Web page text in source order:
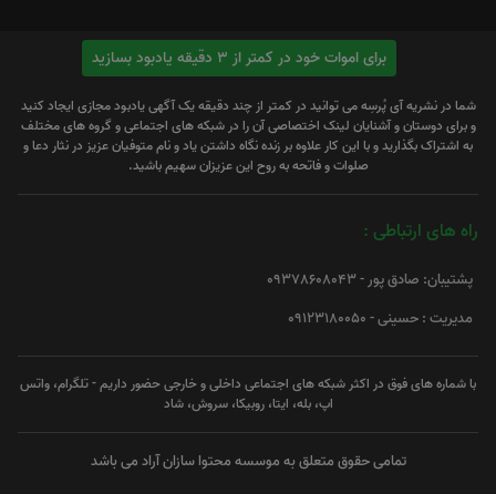
برای اموات خود در کمتر از 3 دقیقه یادبود بسازید
شما در نشریه آی پُرسِه می توانید در کمتر از چند دقیقه یک آگهی یادبود مجازی ایجاد کنید
و برای دوستان و آشنایان لینک اختصاصی آن را در شبکه های اجتماعی و گروه های مختلف
به اشتراک بگذارید و با این کار علاوه بر زنده نگاه داشتن یاد و نام متوفیان عزیز در نثار دعا و
صلوات و فاتحه به روح این عزیزان سهیم باشید.
راه های ارتباطی :
پشتیبان: صادق پور - 09378608043
مدیریت : حسینی - 09123180050
با شماره های فوق در اکثر شبکه های اجتماعی داخلی و خارجی حضور داریم - تلگرام، واتس
اپ، بله، ایتا، روبیکا، سروش، شاد
تمامی حقوق متعلق به موسسه محتوا سازان آراد می باشد